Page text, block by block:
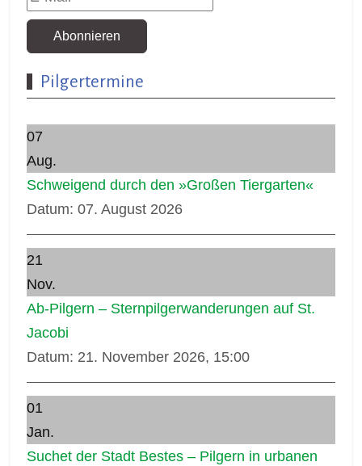
Abonnieren
Pilgertermine
07
Aug.
Schweigend durch den »Großen Tiergarten«
Datum: 07. August 2026
21
Nov.
Ab-Pilgern – Sternpilgerwanderungen auf St.
Jacobi
Datum: 21. November 2026, 15:00
01
Jan.
Suchet der Stadt Bestes – Pilgern in urbanen